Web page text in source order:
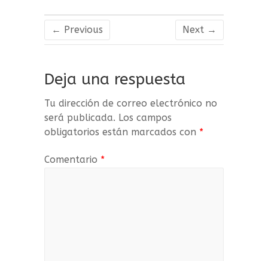
ce
b
o
k
it
te p
rt
ir
← Previous Next →
Deja una respuesta
Tu dirección de correo electrónico no
será publicada. Los campos
obligatorios están marcados con *
Comentario *